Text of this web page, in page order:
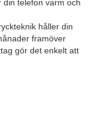
din telefon varm och
håller din
framöver
gör det enkelt att